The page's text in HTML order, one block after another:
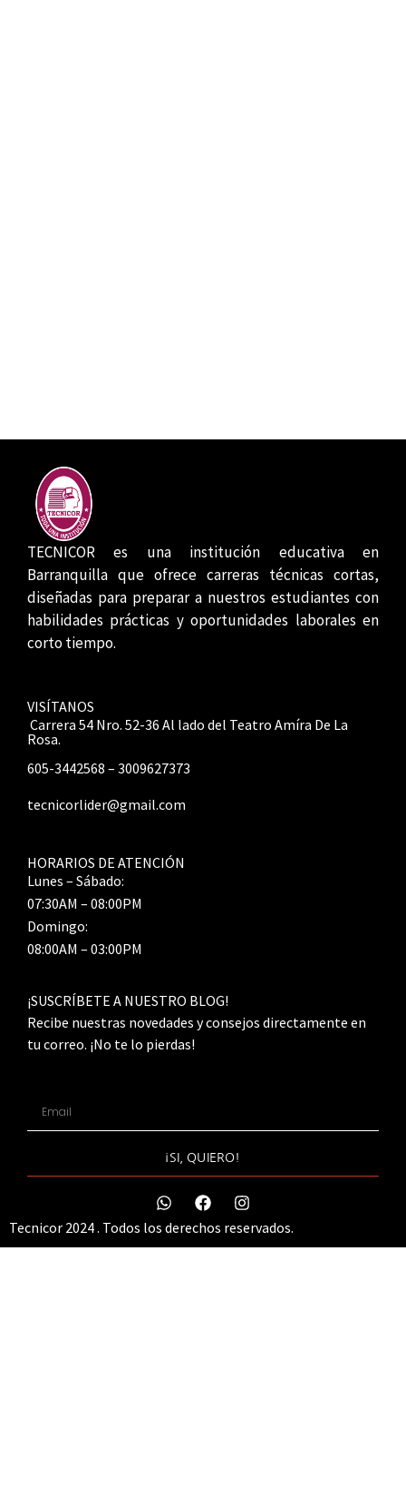
TECNICOR es una institución educativa en
Barranquilla que ofrece carreras técnicas cortas,
diseñadas para preparar a nuestros estudiantes con
habilidades prácticas y oportunidades laborales en
corto tiempo.
VISÍTANOS
Carrera 54 Nro. 52-36 Al lado del Teatro Amíra De La
Rosa.
605-3442568 – 3009627373
tecnicorlider@gmail.com
HORARIOS DE ATENCIÓN
Lunes – Sábado:
07:30AM – 08:00PM
Domingo:
08:00AM – 03:00PM
¡SUSCRÍBETE A NUESTRO BLOG!
Recibe nuestras novedades y consejos directamente en
tu correo. ¡No te lo pierdas!
¡SI, QUIERO!
Tecnicor 2024 . Todos los derechos reservados.